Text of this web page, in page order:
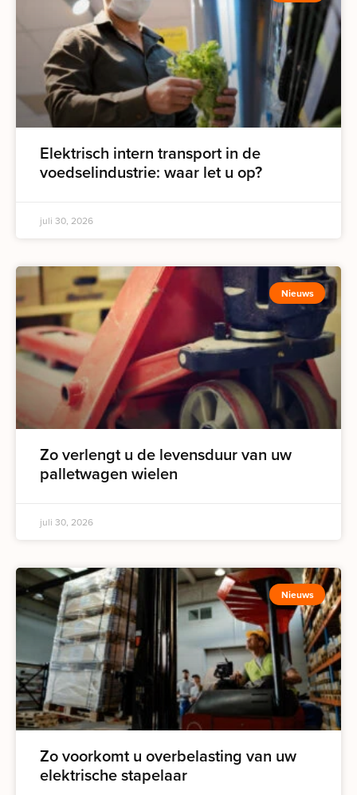
Elektrisch intern transport in de
voedselindustrie: waar let u op?
juli 30, 2026
Nieuws
Zo verlengt u de levensduur van uw
palletwagen wielen
juli 30, 2026
Nieuws
Zo voorkomt u overbelasting van uw
elektrische stapelaar